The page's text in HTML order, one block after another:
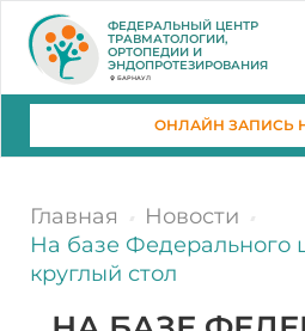
ФЕДЕРАЛЬНЫЙ ЦЕНТР
ТРАВМАТОЛОГИИ,
ОРТОПЕДИИ И
ЭНДОПРОТЕЗИРОВАНИЯ
БАРНАУЛ
ОНЛАЙН ЗАПИСЬ
Главная
Новости
На базе Федерального
круглый стол